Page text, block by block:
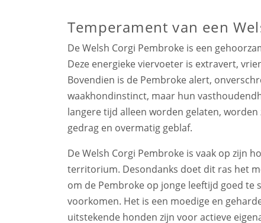
Temperament van een
De Welsh Corgi Pembroke is een
Deze energieke viervoeter is extravert,
Bovendien is de Pembroke alert,
waakhondinstinct, maar hun
langere tijd alleen worden gelaten,
gedrag en overmatig geblaf.
De Welsh Corgi Pembroke is vaak op zijn
territorium. Desondanks doet dit ras het
om de Pembroke op jonge leeftijd goed
voorkomen. Het is een moedige en
uitstekende honden zijn voor actieve